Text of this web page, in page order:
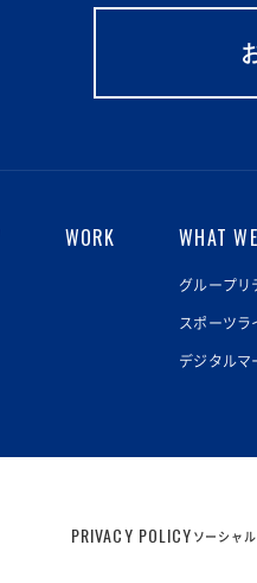
WORK WHAT
グループ
スポーツラ
デジタルマ
PRIVACY POLICY ソーシャ